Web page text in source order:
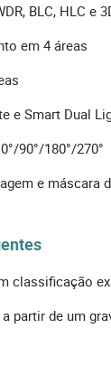
BLC, HLC e
em 4 áreas
e Smart Dual
90°/180°/270°
e máscara
classificação
partir de um